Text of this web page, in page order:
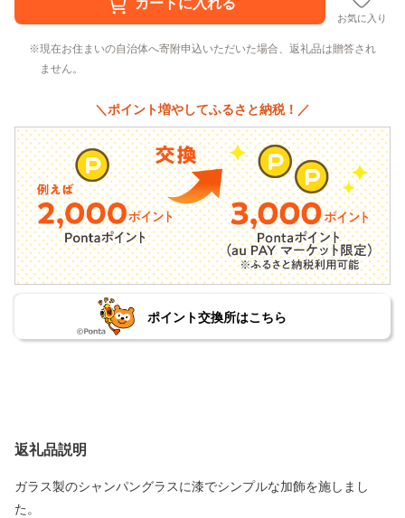
お気に入り
現在お住まいの自治体へ寄附申込いただいた場合、返礼品は贈答され
ません。
＼ポイント増やしてふるさと納税！／
ポイント交換所はこちら
返礼品説明
ガラス製のシャンパングラスに漆でシンプルな加飾を施しまし
た。